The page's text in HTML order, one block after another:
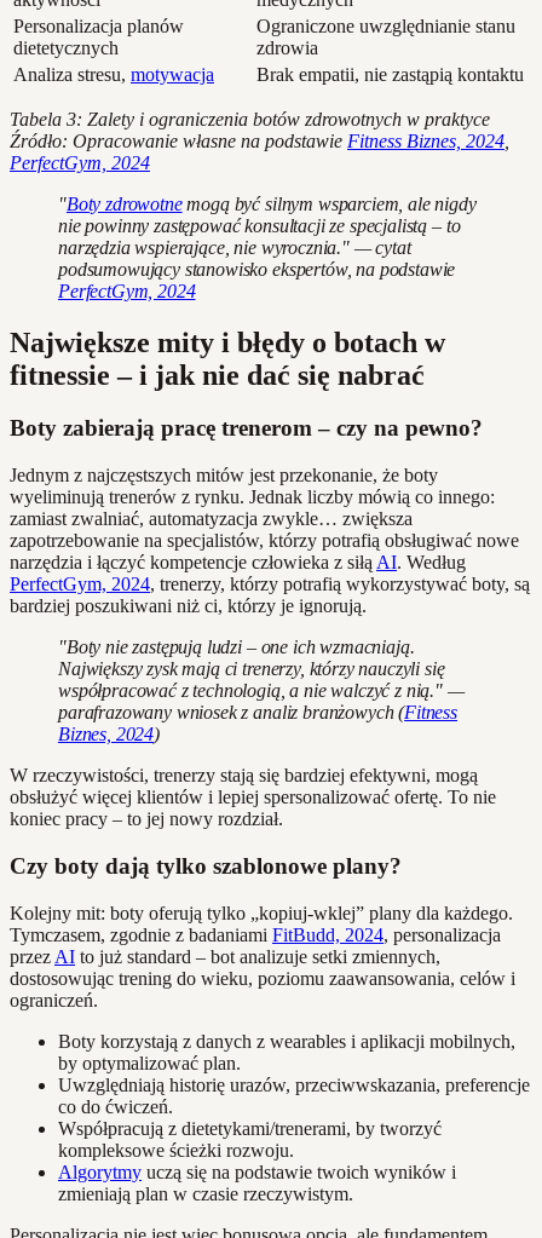
Personalizacja planów
dietetycznych
Ograniczone uwzględnianie stanu
zdrowia
Analiza stresu, motywacja Brak empatii, nie zastąpią kontaktu
Tabela 3: Zalety i ograniczenia botów zdrowotnych w praktyce
Źródło: Opracowanie własne na podstawie Fitness Biznes, 2024
PerfectGym, 2024
"Boty zdrowotnemogą być silnym wsparciem, ale nigdy
nie powinny zastępować konsultacji ze specjalistą – to
narzędzia wspierające, nie wyrocznia." — cytat
podsumowujący stanowisko ekspertów, na podstawie
PerfectGym, 2024
Największe mity i błędy o botach w
fitnessie – i jak nie dać się nabrać
Boty zabierają pracę trenerom – czy na pewno?
Jednym z najczęstszych mitów jest przekonanie, że boty
wyeliminują trenerów z rynku. Jednak liczby mówią co innego:
zamiast zwalniać, automatyzacja zwykle… zwiększa
zapotrzebowanie na specjalistów, którzy potrafią obsługiwać nowe
narzędzia i łączyć kompetencje człowieka z siłą AI. Według
PerfectGym, 2024, trenerzy, którzy potrafią wykorzystywać boty, są
bardziej poszukiwani niż ci, którzy je ignorują.
"Boty nie zastępują ludzi – one ich wzmacniają.
Największy zysk mają ci trenerzy, którzy nauczyli się
współpracować z technologią, a nie walczyć z nią." —
parafrazowany wniosek z analiz branżowych (Fitness
Biznes, 2024)
W rzeczywistości, trenerzy stają się bardziej efektywni, mogą
obsłużyć więcej klientów i lepiej spersonalizować ofertę. To nie
koniec pracy – to jej nowy rozdział.
Czy boty dają tylko szablonowe plany?
Kolejny mit: boty oferują tylko „kopiuj-wklej” plany dla każdego.
Tymczasem, zgodnie z badaniami FitBudd, 2024, personalizacja
przez AI to już standard – bot analizuje setki zmiennych,
dostosowując trening do wieku, poziomu zaawansowania, celów i
ograniczeń.
Boty korzystają z danych z wearables i aplikacji mobilnych,
by optymalizować plan.
Uwzględniają historię urazów, przeciwwskazania, preferencje
co do ćwiczeń.
Współpracują z dietetykami/trenerami, by tworzyć
kompleksowe ścieżki rozwoju.
Algorytmy uczą się na podstawie twoich wyników i
zmieniają plan w czasie rzeczywistym.